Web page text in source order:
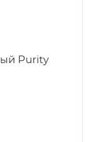
Purity